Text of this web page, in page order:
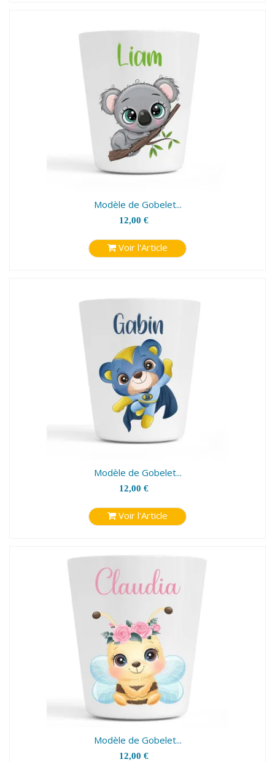
Modèle de Gobelet...
12,00 €
Voir l'Article
Modèle de Gobelet...
12,00 €
Voir l'Article
Modèle de Gobelet...
12,00 €